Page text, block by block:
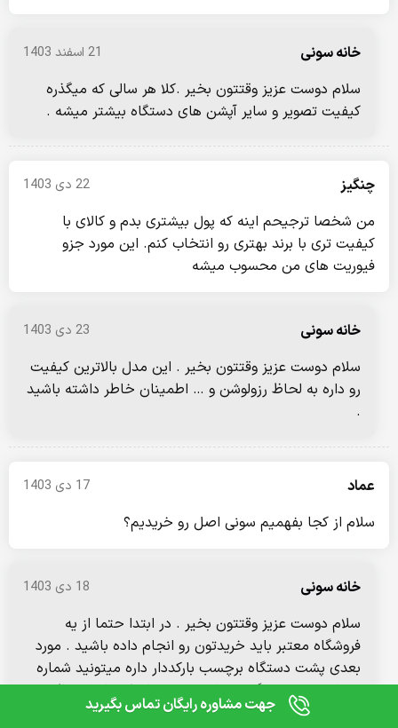
خانه سونی 21 اسفند 1403
سلام دوست عزیز وقتتون بخیر .کلا هر سالی که میگذره
کیفیت تصویر و سایر آپشن های دستگاه بیشتر میشه .
چنگیز 22 دی 1403
من شخصا ترجیحم اینه که پول بیشتری بدم و کالای با
کیفیت تری با برند بهتری رو انتخاب کنم. این مورد جزو
فیوریت های من محسوب میشه
خانه سونی 23 دی 1403
سلام دوست عزیز وقتتون بخیر . این مدل بالاترین کیفیت
رو داره به لحاظ رزولوشن و … اطمینان خاطر داشته باشید
.
عماد 17 دی 1403
سلام از کجا بفهمیم سونی اصل رو خریدیم؟
خانه سونی 18 دی 1403
سلام دوست عزیز وقتتون بخیر . در ابتدا حتما از یه
فروشگاه معتبر باید خریدتون رو انجام داده باشید . مورد
بعدی پشت دستگاه برچسب بارکددار داره میتونید شماره
سریال پشت دستگاه رو با شماره سریال که داخل تنظیمات
هست چک کنید که یکی باشه
جهت مشاوره رایگان تماس بگیرید
مقایسه 0